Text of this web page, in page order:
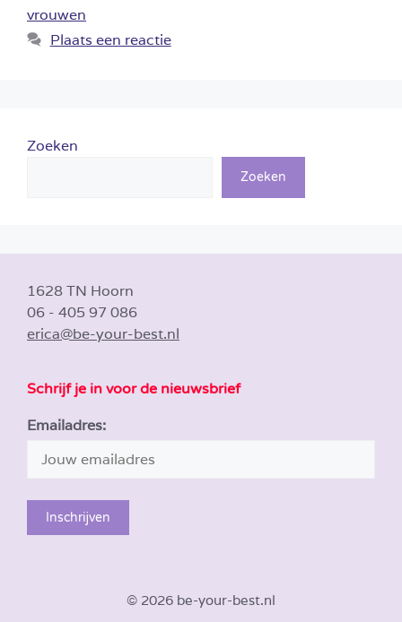
vrouwen
Plaats een reactie
Zoeken
Zoeken
1628 TN Hoorn
06 - 405 97 086
erica@be-your-best.nl
Schrijf je in voor de nieuwsbrief
Emailadres:
© 2026 be-your-best.nl